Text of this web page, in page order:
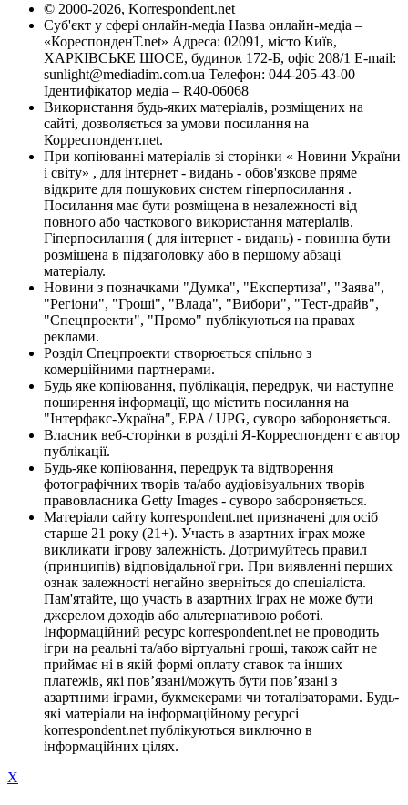
© 2000-2026, Korrespondent.net
Суб'єкт у сфері онлайн-медіа Назва онлайн-медіа –
«КореспонденТ.net» Адреса: 02091, місто Київ,
ХАРКІВСЬКЕ ШОСЕ, будинок 172-Б, офіс 208/1 E-mail:
sunlight@mediadim.com.ua Телефон: 044-205-43-00
Ідентифікатор медіа – R40-06068
Використання будь-яких матеріалів, розміщених на
сайті, дозволяється за умови посилання на
Корреспондент.net.
При копіюванні матеріалів зі сторінки « Новини України
і світу» , для інтернет - видань - обов'язкове пряме
відкрите для пошукових систем гіперпосилання .
Посилання має бути розміщена в незалежності від
повного або часткового використання матеріалів.
Гіперпосилання ( для інтернет - видань) - повинна бути
розміщена в підзаголовку або в першому абзаці
матеріалу.
Новини з позначками "Думка", "Експертиза", "Заява",
"Регіони", "Гроші", "Влада", "Вибори", "Тест-драйв",
"Спецпроекти", "Промо" публікуються на правах
реклами.
Розділ Спецпроекти створюється спільно з
комерційними партнерами.
Будь яке копіювання, публікація, передрук, чи наступне
поширення інформації, що містить посилання на
"Інтерфакс-Україна", EPA / UPG, суворо забороняється.
Власник веб-сторінки в розділі Я-Корреспондент є автор
публікації.
Будь-яке копіювання, передрук та відтворення
фотографічних творів та/або аудіовізуальних творів
правовласника Getty Images - суворо забороняється.
Матеріали сайту korrespondent.net призначені для осіб
старше 21 року (21+). Участь в азартних іграх може
викликати ігрову залежність. Дотримуйтесь правил
(принципів) відповідальної гри. При виявленні перших
ознак залежності негайно зверніться до спеціаліста.
Пам'ятайте, що участь в азартних іграх не може бути
джерелом доходів або альтернативою роботі.
Інформаційний ресурс korrespondent.net не проводить
ігри на реальні та/або віртуальні гроші, також сайт не
приймає ні в якій формі оплату ставок та інших
платежів, які пов’язані/можуть бути пов’язані з
азартними іграми, букмекерами чи тоталізаторами. Будь-
які матеріали на інформаційному ресурсі
korrespondent.net публікуються виключно в
інформаційних цілях.
X